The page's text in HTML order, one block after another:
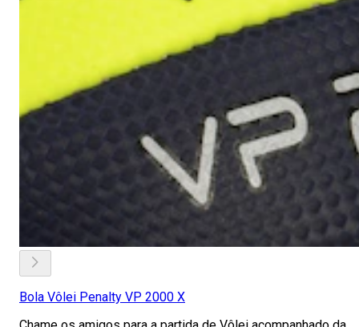
Bola Vôlei Penalty VP 2000 X